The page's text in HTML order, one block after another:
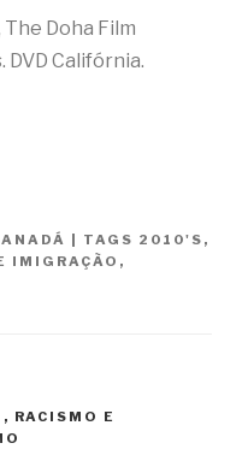
Doha Film
DVD Califórnia.
TAGS 2010'S ,
IMIGRAÇÃO ,
, RACISMO E